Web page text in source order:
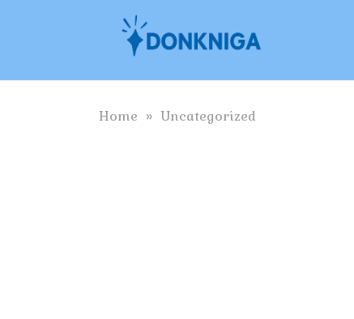
Home » Uncategorized